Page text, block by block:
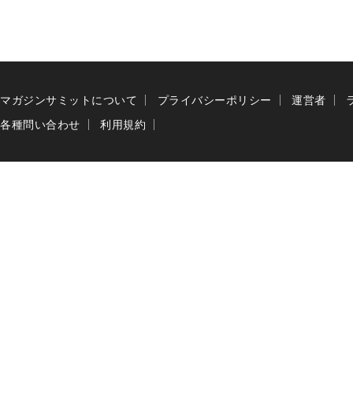
マガジンサミットについて プライバシーポリシー 運営者
各種問い合わせ
利用規約